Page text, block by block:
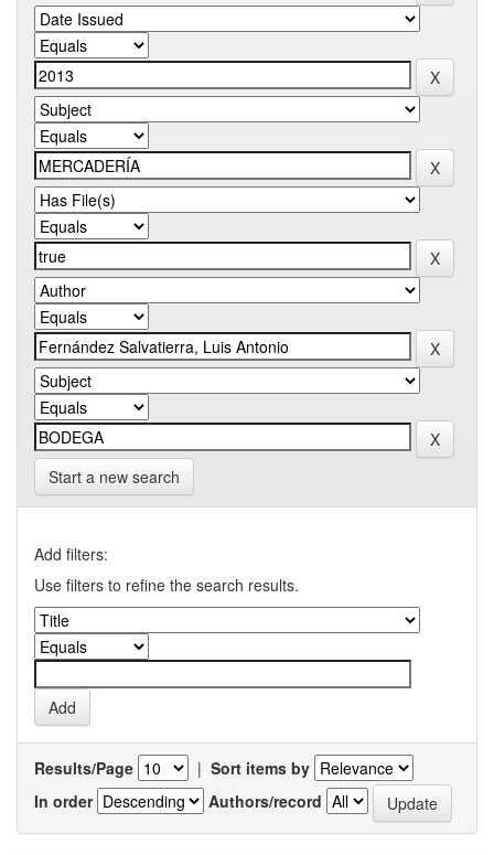
Start a new search
Add filters:
Use filters to refine the search results.
Results/Page | Sort items by
In order
Authors/record